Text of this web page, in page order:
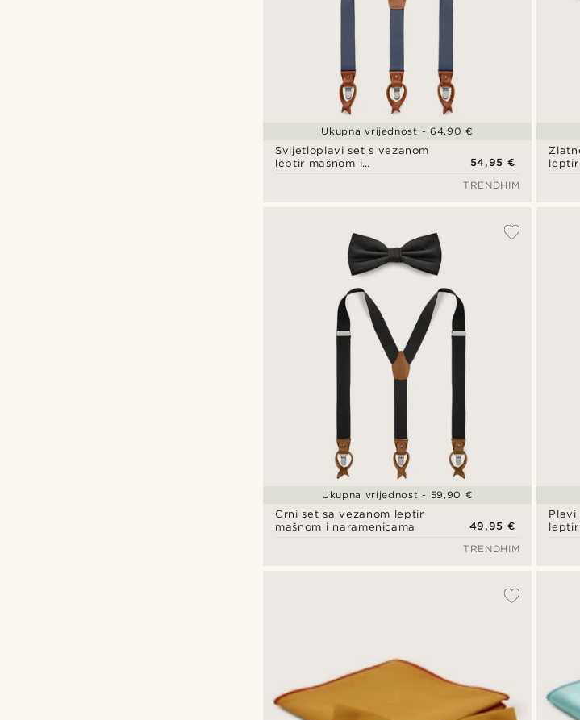
Svijetloplavi set s vezanom
leptir mašnom i
54,95 €
Ukupna vrijednost - 64,90 €
TRENDHIM
leptir
Crni set sa vezanom leptir
mašnom i naramenicama
49,95 €
Ukupna vrijednost - 59,90 €
TRENDHIM
Plavi
leptir